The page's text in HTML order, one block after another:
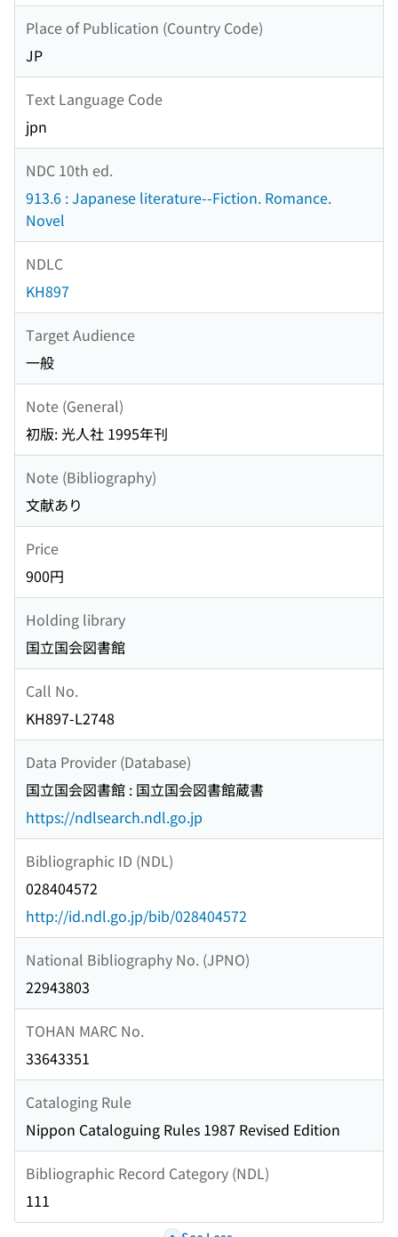
Place of Publication (Country Code)
JP
Text Language Code
jpn
NDC 10th ed.
913.6 : Japanese literature--Fiction. Romance.
Novel
NDLC
KH897
Target Audience
一般
Note (General)
初版: 光人社 1995年刊
Note (Bibliography)
文献あり
Price
900円
Holding library
国立国会図書館
Call No.
KH897-L2748
Data Provider (Database)
国立国会図書館 : 国立国会図書館蔵書
https://ndlsearch.ndl.go.jp
Bibliographic ID (NDL)
028404572
http://id.ndl.go.jp/bib/028404572
National Bibliography No. (JPNO)
22943803
TOHAN MARC No.
33643351
Cataloging Rule
Nippon Cataloguing Rules 1987 Revised Edition
Bibliographic Record Category (NDL)
111